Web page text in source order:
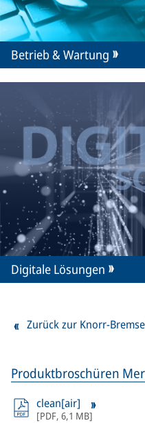
Produktbroschüren
clean[air]
[PDF, 6,1 MB]
Betrieb & Wartung
Digitale Lösungen
Zurück zur Knorr-